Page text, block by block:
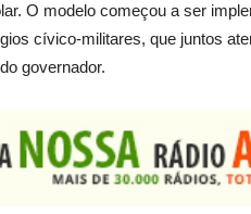
O modelo começou a ser
cívico-militares, que juntos
governador.